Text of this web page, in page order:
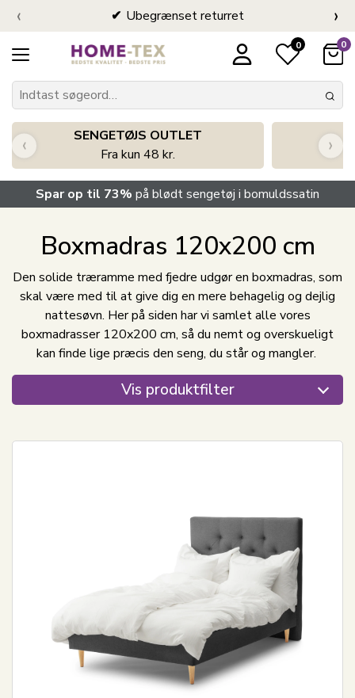
Ubegrænset returret
‹ ›
0 0
SENGETØJS OUTLET
Fra kun 48 kr.
‹ ›
Spar op til 73% på blødt sengetøj i bomuldssatin
Boxmadras 120x200 cm
Den solide træramme med fjedre udgør en boxmadras, som
skal være med til at give dig en mere behagelig og dejlig
nattesøvn. Her på siden har vi samlet alle vores
boxmadrasser 120x200 cm, så du nemt og overskueligt
kan finde lige præcis den seng, du står og mangler.
Vis produktfilter